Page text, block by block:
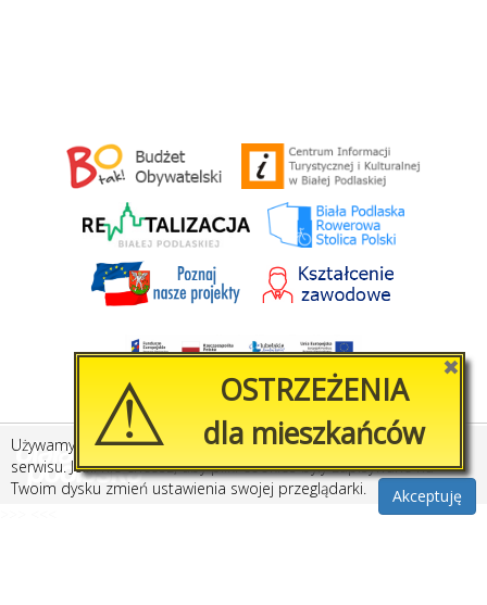
Stworzone przezAmistad.pl
Używamy plików cookies, by ułatwić korzystanie z naszego
serwisu. Jeśli nie chcesz, aby pliki cookies były zapisywane na
Twoim dysku zmień ustawienia swojej przeglądarki.
Akceptuję
✖
⚠
OSTRZEŻENIA
dla mieszkańców